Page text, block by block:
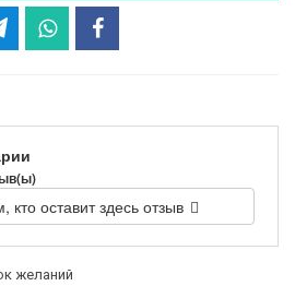
кто оставит здесь отзыв
желаний